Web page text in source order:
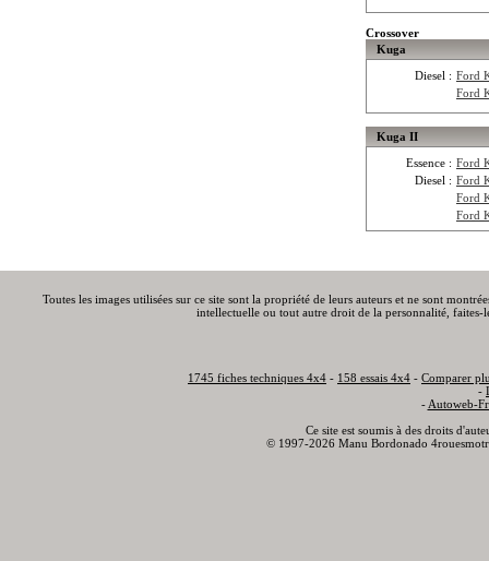
Crossover
Kuga
Diesel : Ford
Ford
Kuga II
Essence : Ford
Diesel : Ford
Ford
Ford
Toutes les images utilisées sur ce site sont la propriété de leurs auteurs et ne sont
intellectuelle ou tout autre droit de la personnalité,
1745 fiches techniques 4x4 - 158 essais 4x4 - Comparer
-
- Autoweb-
Ce site est soumis à des droits
© 1997-2026 Manu Bordonado